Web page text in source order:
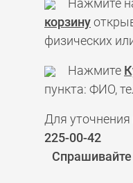
Нажмите
корзину
физических
Нажмите
пункта: ФИО,
Для
225-00-42